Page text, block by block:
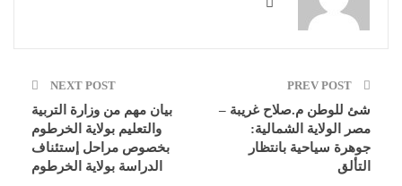
شئ للوطن م.صلاح غريبة –
مصر الولاية الشمالية:
جوهرة سياحية بانتظار
التألق
NEXT POST
بيان مهم من وزارة التربية
والتعليم بولاية الخرطوم
بخصوص مراحل إستئناف
الدراسة بولاية الخرطوم